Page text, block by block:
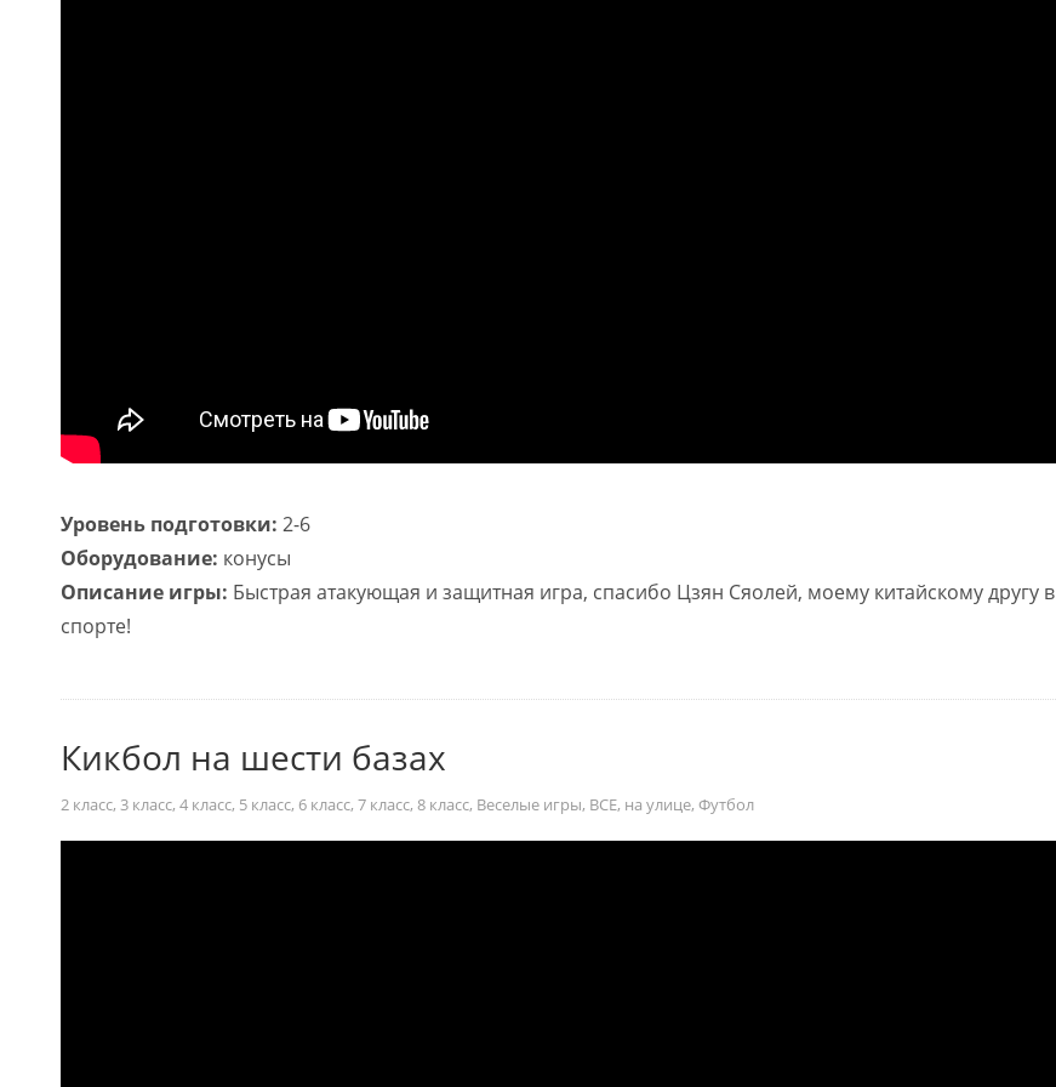
Уровень подготовки: 2-6
Оборудование: конусы
Описание игры: Быстрая атакующая и защитная игра, спасибо Цзян Сяолей, моему китайскому другу в
спорте!
Кикбол на шести базах
2 класс, 3 класс, 4 класс, 5 класс, 6 класс, 7 класс, 8 класс, Веселые игры, ВСЕ, на улице, Футбол